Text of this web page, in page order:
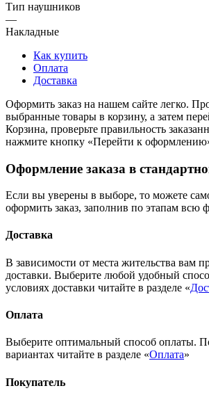
Тип наушников
—
Накладные
Как купить
Оплата
Доставка
Оформить заказ на нашем сайте легко.
выбранные товары в корзину, а затем
Корзина, проверьте правильность
нажмите кнопку «Перейти к
Оформление заказа в
Если вы уверены в выборе, то можете
оформить заказ, заполнив по этапам всю
Доставка
В зависимости от места жительства вам
доставки. Выберите любой удобный
условиях доставки читайте в разделе «
Оплата
Выберите оптимальный способ оплаты.
вариантах читайте в разделе «Оплата»
Покупатель